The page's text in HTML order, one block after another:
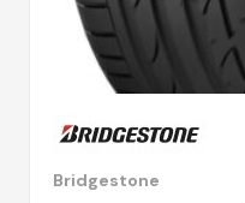
Bridgestone